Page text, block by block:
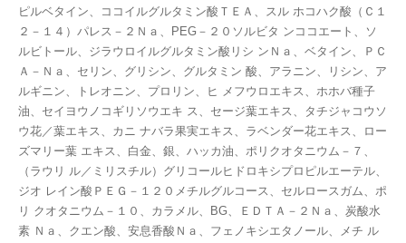
ピルベタイン、ココイルグルタミン酸ＴＥＡ、スル ホコハク酸（Ｃ１
２－１４）パレス－２Ｎａ、PEG－２０ソルビタ ンココエート、ソ
ルビトール、ジラウロイルグルタミン酸リシ ンＮａ、ベタイン、ＰＣ
Ａ－Ｎａ、セリン、グリシン、グルタミン 酸、アラニン、リシン、ア
ルギニン、トレオニン、プロリン、ヒ メフウロエキス、ホホバ種子
油、セイヨウノコギリソウエキ ス、セージ葉エキス、タチジャコウソ
ウ花／葉エキス、カニ ナバラ果実エキス、ラベンダー花エキス、ロー
ズマリー葉 エキス、白金、銀、ハッカ油、ポリクオタニウム－７、
（ラウリ ル／ミリスチル）グリコールヒドロキシプロピルエーテル、
ジオ レイン酸ＰＥＧ－１２０メチルグルコース、セルロースガム、ポ
リ クオタニウム－１０、カラメル、BG、ＥＤＴＡ－２Ｎａ、炭酸水
素 Ｎａ、クエン酸、安息香酸Ｎａ、フェノキシエタノール、メチ ル